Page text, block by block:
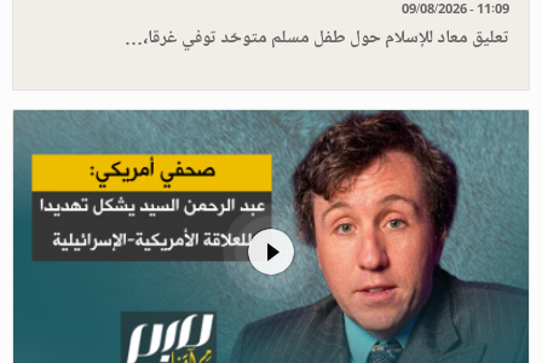
09/08/2026 - 11:09
تعليق معاد للإسلام حول طفل مسلم متوحّد توفي غرقا،…